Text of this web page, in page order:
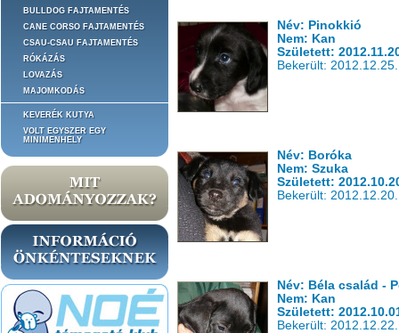
BULLDOG FAJTAMENTÉS
CANE CORSO FAJTAMENTÉS
CSAU-CSAU FAJTAMENTÉS
RÓKÁZÁS
LOVAZÁS
MAJOMKODÁS
KEVERÉK KUTYA
VOLT EGYSZER EGY
MINIMENHELY
Név: Pinokkió
Nem: Kan
Született:
Bekerült: 2012.12.25.
Név: Boróka
Nem: Szuka
Született:
Bekerült: 2012.12.20.
Név: Béla család -
Nem: Kan
Született:
Bekerült: 2012.12.22.